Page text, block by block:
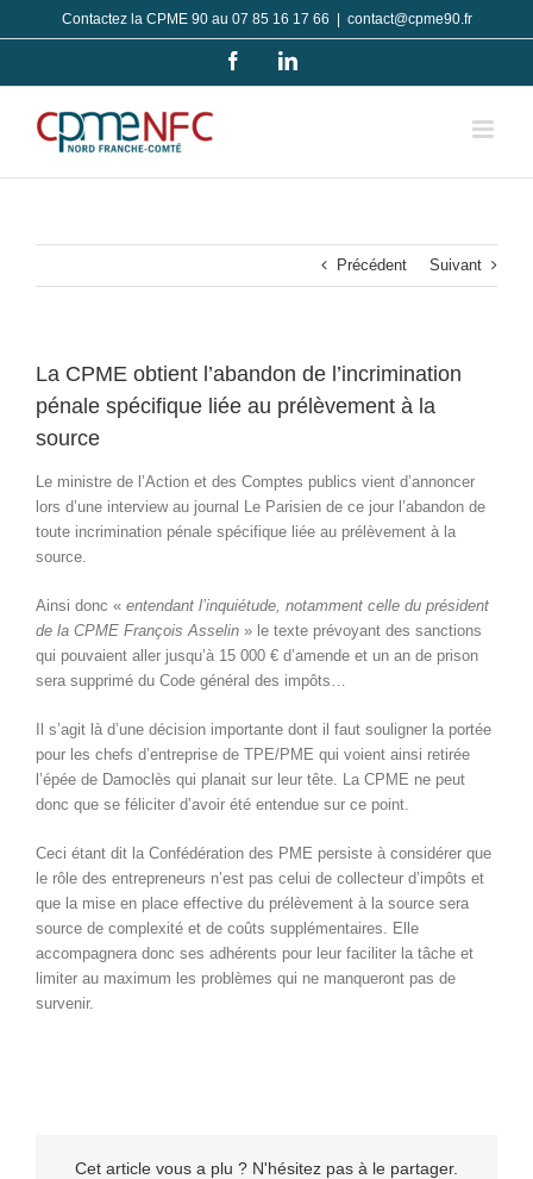
au
Contactez la CPME 90 au 07 85 16 17 66 contact@cpme90.fr
FacebookLinkedIn
Précédent Suivant
La CPME obtient l’abandon de l’incrimination
pénale spécifique liée au prélèvement à la
source
Le ministre de l’Action et des Comptes publics vient d’annoncer
lors d’une interview au journal Le Parisien de ce jour l’abandon de
toute incrimination pénale spécifique liée au prélèvement à la
source.
Ainsi donc « entendant l’inquiétude, notamment celle du président
de la CPME François Asselin » le texte prévoyant des sanctions
qui pouvaient aller jusqu’à 15 000 € d’amende et un an de prison
sera supprimé du Code général des impôts…
Il s’agit là d’une décision importante dont il faut souligner la portée
pour les chefs d’entreprise de TPE/PME qui voient ainsi retirée
l’épée de Damoclès qui planait sur leur tête. La CPME ne peut
donc que se féliciter d’avoir été entendue sur ce point.
Ceci étant dit la Confédération des PME persiste à considérer que
le rôle des entrepreneurs n’est pas celui de collecteur d’impôts et
que la mise en place effective du prélèvement à la source sera
source de complexité et de coûts supplémentaires. Elle
accompagnera donc ses adhérents pour leur faciliter la tâche et
limiter au maximum les problèmes qui ne manqueront pas de
survenir.
Cet article vous a plu ? N'hésitez pas à le partager.